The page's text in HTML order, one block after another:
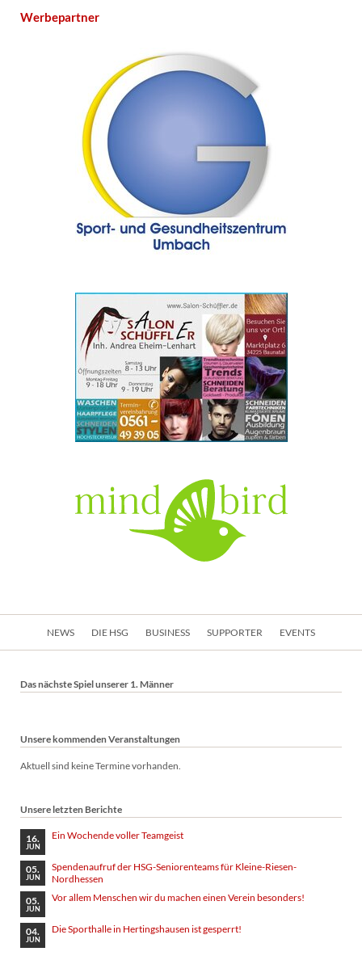
Werbepartner
Navigation
NEWS DIE HSG BUSINESS SUPPORTER EVENTS
Das nächste Spiel unserer 1. Männer
Unsere kommenden Veranstaltungen
Aktuell sind keine Termine vorhanden.
Unsere letzten Berichte
16.
JUN
Ein Wochende voller Teamgeist
05.
JUN
Spendenaufruf der HSG-Seniorenteams für Kleine-Riesen-
Nordhessen
05.
JUN
Vor allem Menschen wir du machen einen Verein besonders!
04.
JUN
Die Sporthalle in Hertingshausen ist gesperrt!